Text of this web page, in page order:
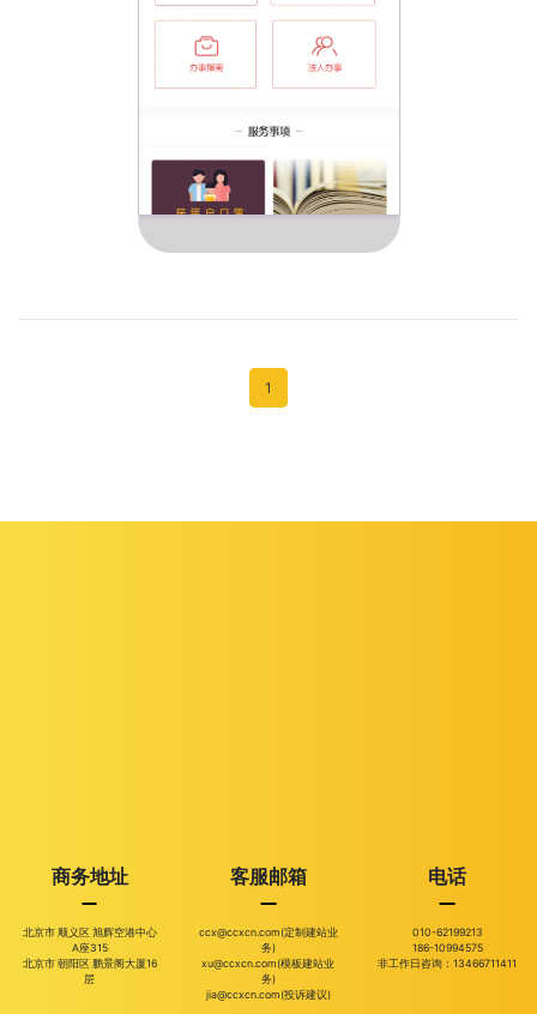
1
商务地址
北京市 顺义区 旭辉空港中心
A座315
北京市 朝阳区 鹏景阁大厦16
层
客服邮箱
ccx@ccxcn.com(定制建站业
务)
xu@ccxcn.com(模板建站业
务)
jia@ccxcn.com(投诉建议)
电话
010-62199213
186-10994575
非工作日咨询：13466711411